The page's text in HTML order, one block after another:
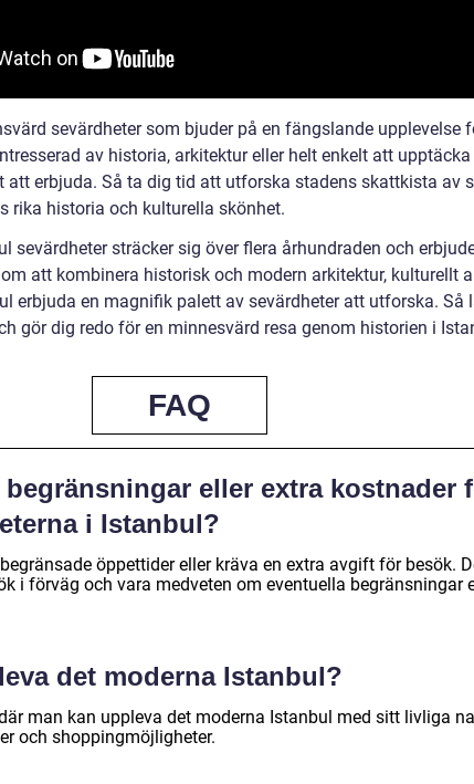
sevärdheter som bjuder på en fängslande upplevelse
av historia, arkitektur eller helt enkelt att
att erbjuda. Så ta dig tid att utforska stadens skattkista av
rika historia och kulturella skönhet.
sevärdheter sträcker sig över flera århundraden och
att kombinera historisk och modern arkitektur, kulturellt
erbjuda en magnifik palett av sevärdheter att utforska. Så
gör dig redo för en minnesvärd resa genom historien i
FAQ
eller extra kostnader
i Istanbul?
öppettider eller kräva en extra avgift för besök.
i förväg och vara medveten om eventuella begränsningar
det moderna Istanbul?
man kan uppleva det moderna Istanbul med sitt livliga
och shoppingmöjligheter.